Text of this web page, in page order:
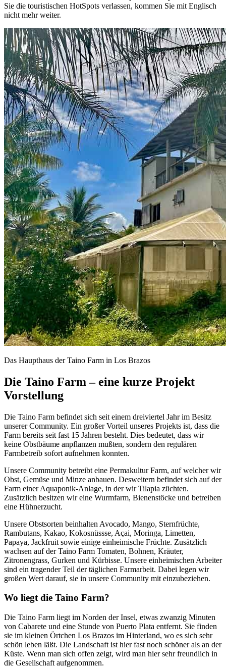
Sie die touristischen HotSpots verlassen, kommen Sie mit Englisch
nicht mehr weiter.
Das Haupthaus der Taino Farm in Los Brazos
Die Taino Farm – eine kurze Projekt
Vorstellung
Die Taino Farm befindet sich seit einem dreiviertel Jahr im Besitz
unserer Community. Ein großer Vorteil unseres Projekts ist, dass die
Farm bereits seit fast 15 Jahren besteht. Dies bedeutet, dass wir
keine Obstbäume anpflanzen mußten, sondern den regulären
Farmbetreib sofort aufnehmen konnten.
Unsere Community betreibt eine Permakultur Farm, auf welcher wir
Obst, Gemüse und Minze anbauen. Desweitern befindet sich auf der
Farm einer Aquaponik-Anlage, in der wir Tilapia züchten.
Zusätzlich besitzen wir eine Wurmfarm, Bienenstöcke und betreiben
eine Hühnerzucht.
Unsere Obstsorten beinhalten Avocado, Mango, Sternfrüchte,
Rambutans, Kakao, Kokosnüssse, Açai, Moringa, Limetten,
Papaya, Jackfruit sowie einige einheimische Früchte. Zusätzlich
wachsen auf der Taino Farm Tomaten, Bohnen, Kräuter,
Zitronengrass, Gurken und Kürbisse. Unsere einheimischen Arbeiter
sind ein tragender Teil der täglichen Farmarbeit. Dabei legen wir
großen Wert darauf, sie in unsere Community mit einzubeziehen.
Wo liegt die Taino Farm?
Die Taino Farm liegt im Norden der Insel, etwas zwanzig Minuten
von Cabarete und eine Stunde von Puerto Plata entfernt. Sie finden
sie im kleinen Örtchen Los Brazos im Hinterland, wo es sich sehr
schön leben läßt. Die Landschaft ist hier fast noch schöner als an der
Küste. Wenn man sich offen zeigt, wird man hier sehr freundlich in
die Gesellschaft aufgenommen.